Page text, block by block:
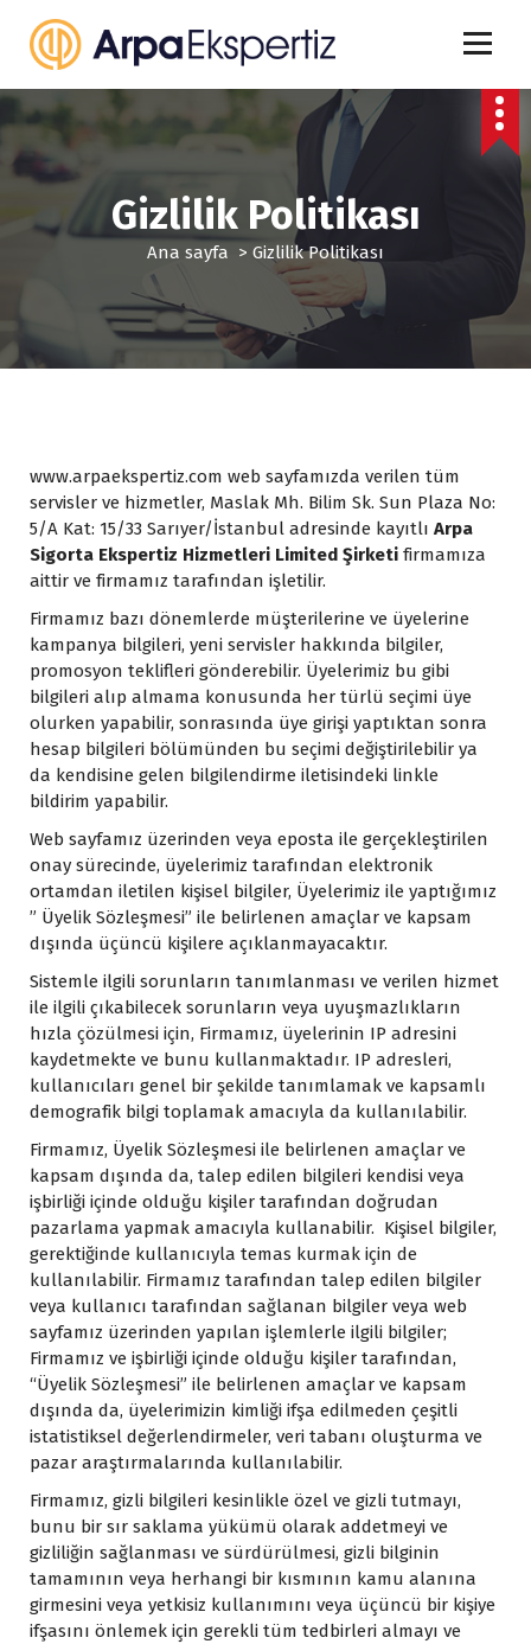
r
e
Gizlilik Politikası
Ana sayfa > Gizlilik Politikası
www.arpaekspertiz.com web sayfamızda verilen tüm
servisler ve hizmetler, Maslak Mh. Bilim Sk. Sun Plaza No:
5/A Kat: 15/33 Sarıyer/İstanbul adresinde kayıtlı Arpa
Sigorta Ekspertiz Hizmetleri Limited Şirketi firmamıza
aittir ve firmamız tarafından işletilir.
Firmamız bazı dönemlerde müşterilerine ve üyelerine
kampanya bilgileri, yeni servisler hakkında bilgiler,
promosyon teklifleri gönderebilir. Üyelerimiz bu gibi
bilgileri alıp almama konusunda her türlü seçimi üye
olurken yapabilir, sonrasında üye girişi yaptıktan sonra
hesap bilgileri bölümünden bu seçimi değiştirilebilir ya
da kendisine gelen bilgilendirme iletisindeki linkle
bildirim yapabilir.
Web sayfamız üzerinden veya eposta ile gerçekleştirilen
onay sürecinde, üyelerimiz tarafından elektronik
ortamdan iletilen kişisel bilgiler, Üyelerimiz ile yaptığımız
” Üyelik Sözleşmesi” ile belirlenen amaçlar ve kapsam
dışında üçüncü kişilere açıklanmayacaktır.
Sistemle ilgili sorunların tanımlanması ve verilen hizmet
ile ilgili çıkabilecek sorunların veya uyuşmazlıkların
hızla çözülmesi için, Firmamız, üyelerinin IP adresini
kaydetmekte ve bunu kullanmaktadır. IP adresleri,
kullanıcıları genel bir şekilde tanımlamak ve kapsamlı
demografik bilgi toplamak amacıyla da kullanılabilir.
Firmamız, Üyelik Sözleşmesi ile belirlenen amaçlar ve
kapsam dışında da, talep edilen bilgileri kendisi veya
işbirliği içinde olduğu kişiler tarafından doğrudan
pazarlama yapmak amacıyla kullanabilir. Kişisel bilgiler,
gerektiğinde kullanıcıyla temas kurmak için de
kullanılabilir. Firmamız tarafından talep edilen bilgiler
veya kullanıcı tarafından sağlanan bilgiler veya web
sayfamız üzerinden yapılan işlemlerle ilgili bilgiler;
Firmamız ve işbirliği içinde olduğu kişiler tarafından,
“Üyelik Sözleşmesi” ile belirlenen amaçlar ve kapsam
dışında da, üyelerimizin kimliği ifşa edilmeden çeşitli
istatistiksel değerlendirmeler, veri tabanı oluşturma ve
pazar araştırmalarında kullanılabilir.
Firmamız, gizli bilgileri kesinlikle özel ve gizli tutmayı,
bunu bir sır saklama yükümü olarak addetmeyi ve
gizliliğin sağlanması ve sürdürülmesi, gizli bilginin
tamamının veya herhangi bir kısmının kamu alanına
girmesini veya yetkisiz kullanımını veya üçüncü bir kişiye
ifşasını önlemek için gerekli tüm tedbirleri almayı ve